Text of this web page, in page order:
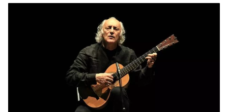
Galería | Mario Ruiz-Tagle, CEO de Iberdrola
España, congrega a numerosas personalidades en
el Foro La Región